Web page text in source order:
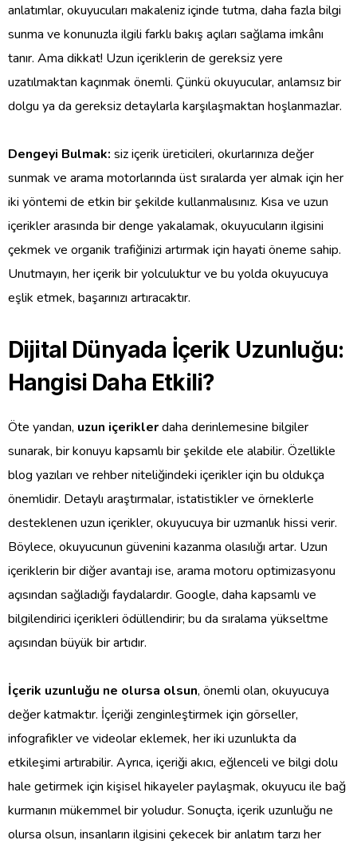
anlatımlar, okuyucuları makaleniz içinde tutma, daha fazla bilgi
sunma ve konunuzla ilgili farklı bakış açıları sağlama imkânı
tanır. Ama dikkat! Uzun içeriklerin de gereksiz yere
uzatılmaktan kaçınmak önemli. Çünkü okuyucular, anlamsız bir
dolgu ya da gereksiz detaylarla karşılaşmaktan hoşlanmazlar.
Dengeyi Bulmak: siz içerik üreticileri, okurlarınıza değer
sunmak ve arama motorlarında üst sıralarda yer almak için her
iki yöntemi de etkin bir şekilde kullanmalısınız. Kısa ve uzun
içerikler arasında bir denge yakalamak, okuyucuların ilgisini
çekmek ve organik trafiğinizi artırmak için hayati öneme sahip.
Unutmayın, her içerik bir yolculuktur ve bu yolda okuyucuya
eşlik etmek, başarınızı artıracaktır.
Dijital Dünyada İçerik Uzunluğu:
Hangisi Daha Etkili?
Öte yandan, uzun içeriklerdaha derinlemesine bilgiler
sunarak, bir konuyu kapsamlı bir şekilde ele alabilir. Özellikle
blog yazıları ve rehber niteliğindeki içerikler için bu oldukça
önemlidir. Detaylı araştırmalar, istatistikler ve örneklerle
desteklenen uzun içerikler, okuyucuya bir uzmanlık hissi verir.
Böylece, okuyucunun güvenini kazanma olasılığı artar. Uzun
içeriklerin bir diğer avantajı ise, arama motoru optimizasyonu
açısından sağladığı faydalardır. Google, daha kapsamlı ve
bilgilendirici içerikleri ödüllendirir; bu da sıralama yükseltme
açısından büyük bir artıdır.
İçerik uzunluğu ne olursa olsun, önemli olan, okuyucuya
değer katmaktır. İçeriği zenginleştirmek için görseller,
infografikler ve videolar eklemek, her iki uzunlukta da
etkileşimi artırabilir. Ayrıca, içeriği akıcı, eğlenceli ve bilgi dolu
hale getirmek için kişisel hikayeler paylaşmak, okuyucu ile bağ
kurmanın mükemmel bir yoludur. Sonuçta, içerik uzunluğu ne
olursa olsun, insanların ilgisini çekecek bir anlatım tarzı her